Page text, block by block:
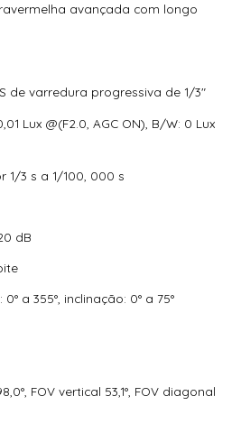
avançada com longo
de varredura progressiva de 1/3″
Lux @(F2.0, AGC ON), B/W: 0 Lux
1/3 s a 1/100, 000 s
dB
a 355°, inclinação: 0° a 75°
FOV vertical 53,1°, FOV diagonal